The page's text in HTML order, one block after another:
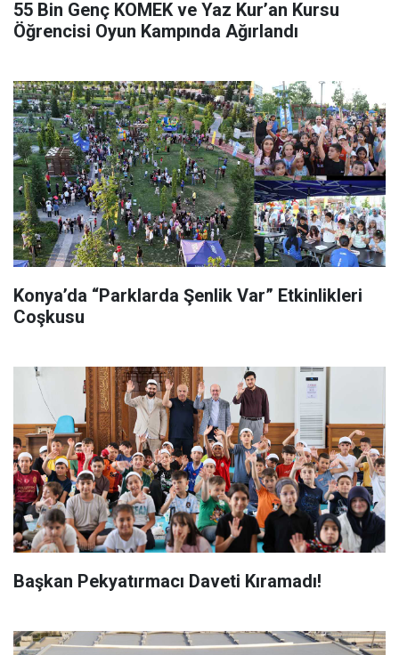
55 Bin Genç KOMEK ve Yaz Kur’an Kursu
Öğrencisi Oyun Kampında Ağırlandı
Konya’da “Parklarda Şenlik Var” Etkinlikleri
Coşkusu
Başkan Pekyatırmacı Daveti Kıramadı!